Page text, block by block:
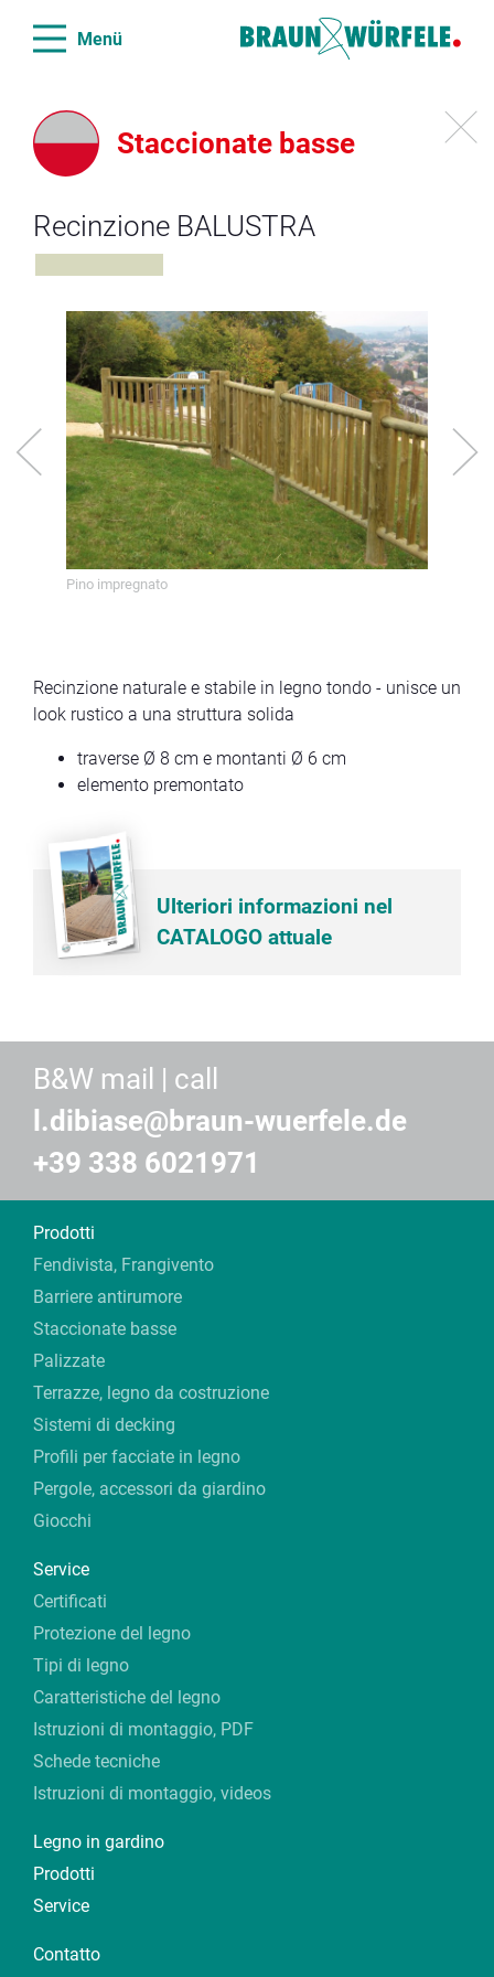
Menü
Staccionate basse
Recinzione BALUSTRA
Pino impregnato
Recinzione naturale e stabile in legno tondo - unisce un
look rustico a una struttura solida
traverse Ø 8 cm e montanti Ø 6 cm
elemento premontato
Ulteriori informazioni nel
CATALOGO attuale
B&W mail | call
l.dibiase@braun-wuerfele.de
+39 338 6021971
Prodotti
Fendivista, Frangivento
Barriere antirumore
Staccionate basse
Palizzate
Terrazze, legno da costruzione
Sistemi di decking
Profili per facciate in legno
Pergole, accessori da giardino
Giocchi
Service
Certificati
Protezione del legno
Tipi di legno
Caratteristiche del legno
Istruzioni di montaggio, PDF
Schede tecniche
Istruzioni di montaggio, videos
Legno in gardino
Prodotti
Service
Contatto